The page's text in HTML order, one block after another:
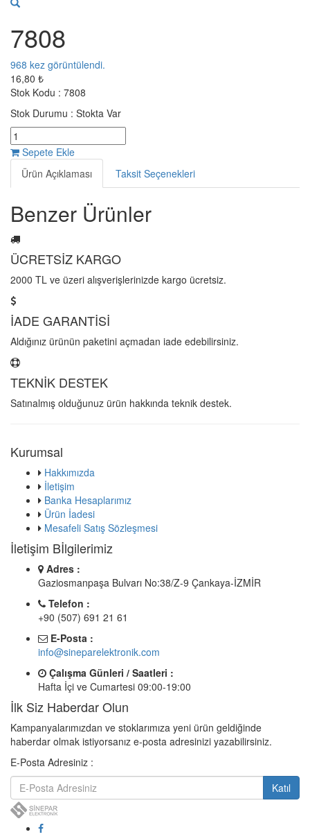
7808
968 kez görüntülendi.
16,80 ₺
Stok Kodu : 7808
Stok Durumu : Stokta Var
Sepete Ekle
Ürün Açıklaması
Taksit Seçenekleri
Benzer Ürünler
ÜCRETSİZ KARGO
2000 TL ve üzeri alışverişlerinizde kargo ücretsiz.
İADE GARANTİSİ
Aldığınız ürünün paketini açmadan iade edebilirsiniz.
TEKNİK DESTEK
Satınalmış olduğunuz ürün hakkında teknik destek.
Kurumsal
Hakkımızda
İletişim
Banka Hesaplarımız
Ürün İadesi
Mesafeli Satış Sözleşmesi
İletişim Bİlgilerimiz
Adres :
Gaziosmanpaşa Bulvarı No:38/Z-9 Çankaya-İZMİR
Telefon :
+90 (507) 691 21 61
E-Posta :
info@sineparelektronik.com
Çalışma Günleri / Saatleri :
Hafta İçi ve Cumartesi 09:00-19:00
İlk Siz Haberdar Olun
Kampanyalarımızdan ve stoklarımıza yeni ürün geldiğinde
haberdar olmak istiyorsanız e-posta adresinizi yazabilirsiniz.
E-Posta Adresiniz :
Katıl